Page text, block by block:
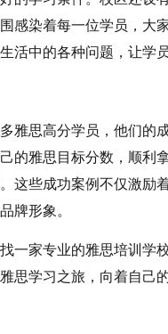
感染着每一位学员，大
活中的各种问题，让学
雅思高分学员，他们的
的雅思目标分数，顺利
这些成功案例不仅激励
牌形象。
一家专业的雅思培训学
思学习之旅，向着自己